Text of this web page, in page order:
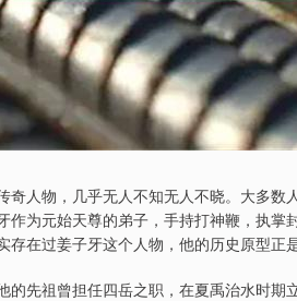
人物，几乎无人不知无人不晓。大多数
作为元始天尊的弟子，手持打神鞭，执掌
存在过姜子牙这个人物，他的历史原型
的先祖曾担任四岳之职，在夏禹治水时期
-6.85 -0.15% 北证50